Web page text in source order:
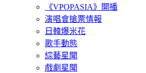
《VPOPASIA》開播
演唱會搶票情報
日韓爆米花
歌手動態
綜藝星聞
戲劇星聞